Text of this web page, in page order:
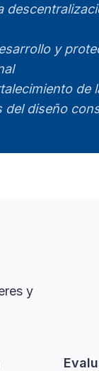
y
de
del diseño
y